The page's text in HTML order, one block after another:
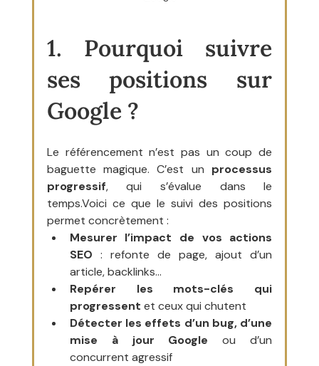
1. Pourquoi suivre
ses positions sur
Google ?
Le référencement n’est pas un coup de
baguette magique. C’est un processus
progressif, qui s’évalue dans le
temps.Voici ce que le suivi des positions
permet concrètement :
Mesurer l’impact de vos actions
SEO : refonte de page, ajout d’un
article, backlinks…
Repérer les mots-clés qui
progressent et ceux qui chutent
Détecter les effets d’un bug, d’une
mise à jour Google ou d’un
concurrent agressif